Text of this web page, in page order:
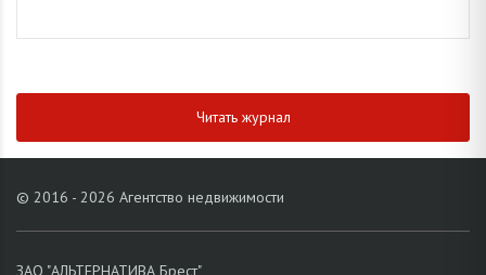
Читать журнал
© 2016 - 2026 Агентство недвижимости
ЗАО "АЛЬТЕРНАТИВА Брест"